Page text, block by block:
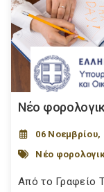
Νέο
06 Νοεμβρίου,
Νέο
Από το Γραφείο